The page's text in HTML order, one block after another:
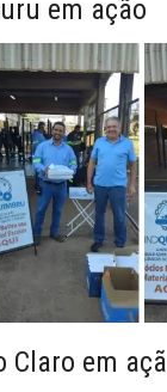
em ação
Claro em